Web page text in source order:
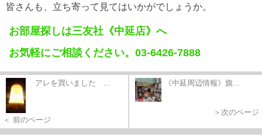
皆さんも、立ち寄って見てはいかがでしょうか。
お部屋探しは三友社《中延店》へ
お気軽にご相談ください。03-6426-7888
アレを買いました ...
＜ 前のページ
《中延周辺情報》旗...
＞次のページ